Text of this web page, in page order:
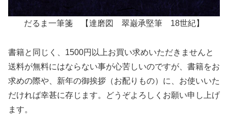
だるま一筆箋 【達磨図 翠巌承堅筆 18世紀】
書籍と同じく、1500円以上お買い求めいただきませんと
送料が無料にはならない事が心苦しいのですが、書籍をお
求めの際や、新年の御挨拶（お配りもの）に、お使いいた
だければ幸甚に存じます。どうぞよろしくお願い申し上げ
ます。